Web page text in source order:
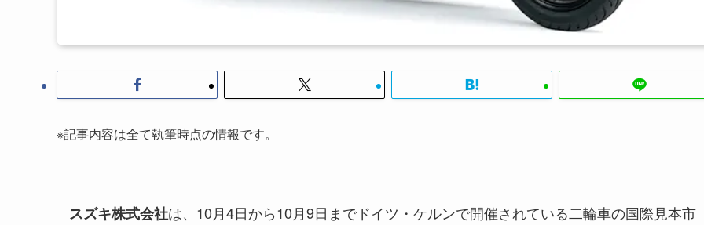
※記事内容は全て執筆時点の情報です。
スズキ株式会社は、10月4日から10月9日までドイツ・ケルンで開催されている二輪車の国際見本市